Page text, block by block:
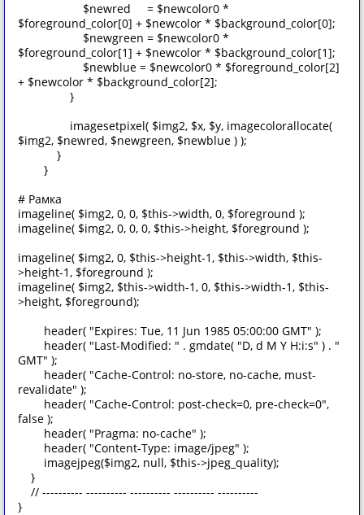
$newred = $newcolor0 *
$foreground_color[0] + $newcolor * $background_color[0];
$newgreen = $newcolor0 *
$foreground_color[1] + $newcolor * $background_color[1];
$newblue = $newcolor0 * $foreground_color[2]
+ $newcolor * $background_color[2];
}
imagesetpixel( $img2, $x, $y, imagecolorallocate(
$img2, $newred, $newgreen, $newblue ) );
}
}
# Рамка
imageline( $img2, 0, 0, $this->width, 0, $foreground );
imageline( $img2, 0, 0, 0, $this->height, $foreground );
imageline( $img2, 0, $this->height-1, $this->width, $this-
>height-1, $foreground );
imageline( $img2, $this->width-1, 0, $this->width-1, $this-
>height, $foreground);
header( "Expires: Tue, 11 Jun 1985 05:00:00 GMT" );
header( "Last-Modified: " . gmdate( "D, d M Y H:i:s" ) . "
GMT" );
header( "Cache-Control: no-store, no-cache, must-
revalidate" );
header( "Cache-Control: post-check=0, pre-check=0",
false );
header( "Pragma: no-cache" );
header( "Content-Type: image/jpeg" );
imagejpeg($img2, null, $this->jpeg_quality);
}
// ---------- ---------- ---------- ---------- ----------
}